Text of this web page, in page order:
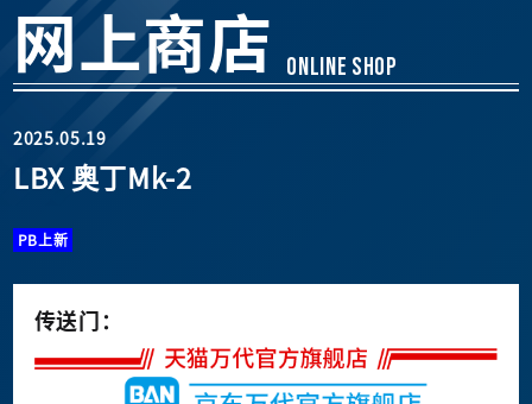
网上商店 ONLINE SHOP
2025.05.19
LBX 奥丁Mk-2
PB上新
传送门：